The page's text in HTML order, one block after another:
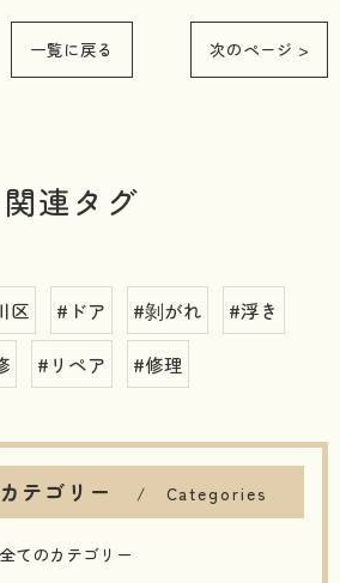
一覧に戻る 次のページ >
関連タグ
区 #ドア #剝がれ #浮き
#リペア #修理
カテゴリー Categories
全てのカテゴリー